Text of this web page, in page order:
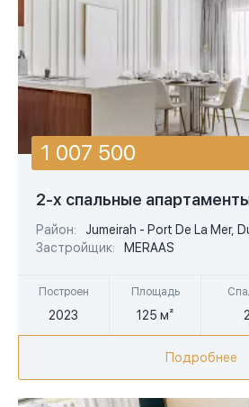
2-х спальные
Район:
Jumeirah - Port De La Mer,
Застройщик:
MERAAS
Построен
2023
Площадь
125 м² 2
1 007 500
Подробнее